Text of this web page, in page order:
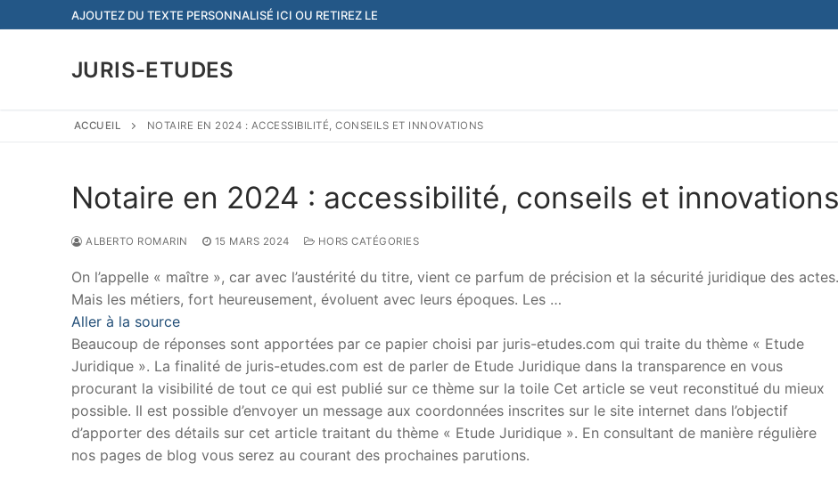
au
AJOUTEZ DU TEXTE PERSONNALISÉ ICI OU RETIREZ LE
JURIS-ETUDES
ACCUEIL NOTAIRE EN 2024 : ACCESSIBILITÉ, CONSEILS ET INNOVATIONS
Notaire en 2024 : accessibilité, conseils et innovations
ALBERTO ROMARIN 15 MARS 2024 HORS CATÉGORIES
On l’appelle « maître », car avec l’austérité du titre, vient ce parfum de précision et la sécurité juridique des actes.
Mais les métiers, fort heureusement, évoluent avec leurs époques. Les …
Aller à la source
Beaucoup de réponses sont apportées par ce papier choisi par juris-etudes.com qui traite du thème « Etude
Juridique ». La finalité de juris-etudes.com est de parler de Etude Juridique dans la transparence en vous
procurant la visibilité de tout ce qui est publié sur ce thème sur la toile Cet article se veut reconstitué du mieux
possible. Il est possible d’envoyer un message aux coordonnées inscrites sur le site internet dans l’objectif
d’apporter des détails sur cet article traitant du thème « Etude Juridique ». En consultant de manière régulière
nos pages de blog vous serez au courant des prochaines parutions.